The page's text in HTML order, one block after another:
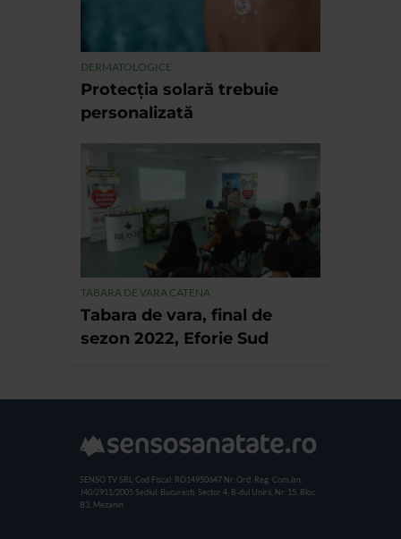
DERMATOLOGICE
Protecția solară trebuie
personalizată
TABARA DE VARA CATENA
Tabara de vara, final de
sezon 2022, Eforie Sud
SENSO TV SRL Cod Fiscal: RO14950647 Nr. Ord. Reg. Com./an:
J40/2911/2005 Sediul: Bucuresti, Sector 4, B-dul Unirii, Nr. 15, Bloc
B3, Mezanin